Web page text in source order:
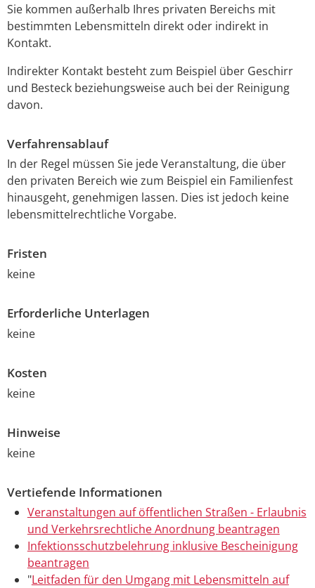
Sie kommen außerhalb Ihres privaten Bereichs mit
bestimmten Lebensmitteln direkt oder indirekt in
Kontakt.
Indirekter Kontakt besteht zum Beispiel über Geschirr
und Besteck beziehungsweise auch bei der Reinigung
davon.
Verfahrensablauf
In der Regel müssen Sie jede Veranstaltung, die über
den privaten Bereich wie zum Beispiel ein Familienfest
hinausgeht, genehmigen lassen. Dies ist jedoch keine
lebensmittelrechtliche Vorgabe.
Fristen
keine
Erforderliche Unterlagen
keine
Kosten
keine
Hinweise
keine
Vertiefende Informationen
Veranstaltungen auf öffentlichen Straßen - Erlaubnis
und Verkehrsrechtliche Anordnung beantragen
Infektionsschutzbelehrung inklusive Bescheinigung
beantragen
"Leitfaden für den Umgang mit Lebensmitteln auf